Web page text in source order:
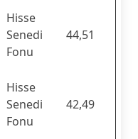
Hisse
Senedi
Fonu
44,51
Hisse
Senedi
Fonu
42,49